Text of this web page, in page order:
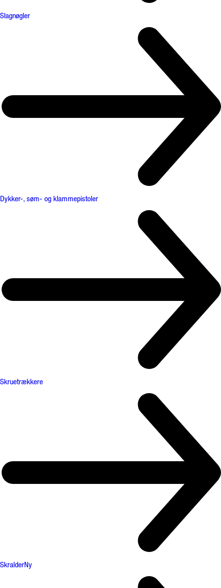
Slagnøgler
Dykker-, søm- og klammepistoler
Skruetrækkere
SkralderNy